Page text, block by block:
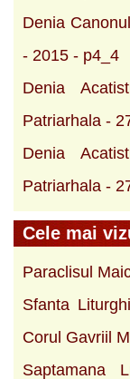
Denia
- 2015 - p4_4
Denia
Patriarhala -
Denia
Patriarhala -
Cele mai
Paraclisul
Sfanta
Corul Gavriil
Saptamana